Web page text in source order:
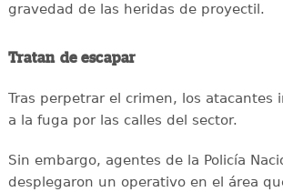
gravedad de las heridas de proyectil.
Tratan de escapar
Tras perpetrar el crimen, los atacantes
a la fuga por las calles del sector.
Sin embargo, agentes de la Policía
desplegaron un operativo en el área